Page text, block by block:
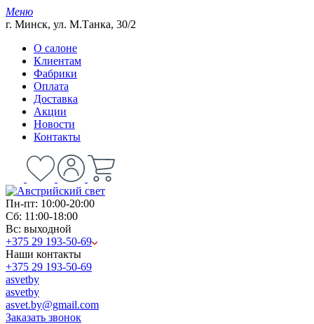
Меню
г. Минск, ул. М.Танка, 30/2
О салоне
Клиентам
Фабрики
Оплата
Доставка
Акции
Новости
Контакты
Пн-пт: 10:00-20:00
Сб: 11:00-18:00
Вс: выходной
+375 29 193-50-69
Наши контакты
+375 29 193-50-69
asvetby
asvetby
asvet.by@gmail.com
Заказать звонок